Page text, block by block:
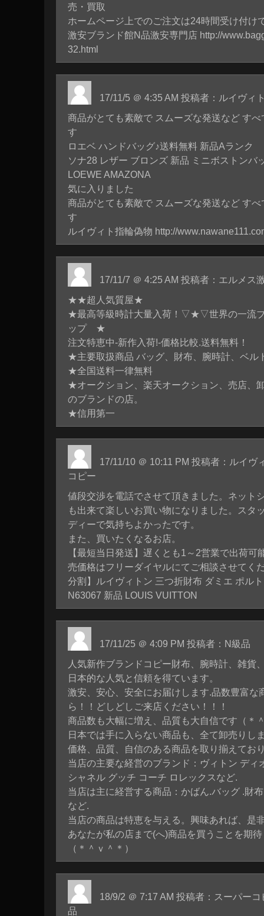
売・買取
ホームページ上でのご注文は24時間受け付け
激安ブランド館N品激安専門店 http://
32.html
17/11/5 ＠ 4:35 AM 投稿者：ルイヴィ
商品がとても素敵で スムーズな発送など す
す
ロエベ ハンドバッグ♪送料無料 新品Aランク
ソナ28 レザー ブロンズ 新品 ミニボストンバ
LOEWE AMAZONA
気に入りました
商品がとても素敵で スムーズな発送など す
す
ルイヴィト指輪偽物 http://
17/11/7 ＠ 4:25 AM 投稿者：エルメス
★★超人気質屋★
★最高等級時計大量入荷！▽★▽世界の一流
ップ ★
注文特恵中-新作入荷!-価格比較.送料無料！
★主要取扱商品 バッグ、財布、腕時計、ベル
★全国送料一律無料
★オークション、楽天オークション、売店、
のブランドの店。
★信用第一
17/11/10 ＠ 10:11 PM 投稿者：ルイヴ
コピー
値段交渉を電話でさせて頂きました。ネット
も出来て楽しいお買い物になりました。スタ
ディーで気持ちよかったです。
また、買いたくなるお店。
【最短当日発送】遅くとも1～2営業で出荷可
売価格はフリーダイヤルにてご相談させてく
分割】ルイヴィトン 三つ折財布 ダミエ ポル
N63067 新品 LOUIS VUITTON
17/11/25 ＠ 4:09 PM 投稿者：N級品
人気新作ブランドコピー財布、腕時計、雑貨
日本的な人気と信頼を得ています。
激安、安心、安全にお届けします.品数豊富な
ら！！どしどしご来店ください！！！
商品数も大幅に増え、品質も大自信です（＊
日本では手に入らない商品も、全て卸売りし
価格、品質、自信のある商品を取り揃えてお
当店の主要な経営のブランド：ヴィトン ディ
シャネル グッチ コーチ ロレックスなど.
当店は主に経営する商品：かばん.バッグ .財
など.
当店の商品は特恵を与える。興味あれば、是
あなたが私の店まで(へ)商品を買うことを期
（＊＾ｖ＾＊）
18/9/2 ＠ 7:17 AM 投稿者：スーパー
品